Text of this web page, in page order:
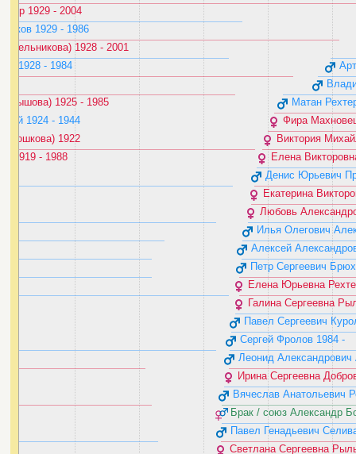
Матан
Фира
Виктория
Елена
Денис Юрьевич
Екатерина
Любовь
Илья Олегович
Алексей
Петр Сергеевич
Елена Юрьевна
Галина Сергеевна
Павел Сергеевич
Сергей Фролов ‭1984 - ‬
Леонид Александрович
Ирина Сергеевна
Вячеслав Анатольевич
Брак / союз Александр
Павел Генадьевич
Светлана Сергеевна
‭1929 - 2004‬
‭1929 - 1986‬
(Мельникова) ‭1928 - 2001‬
‭1928 - 1984‬
‭1925 - 1985‬
‭1924 - 1944‬
‭1922‬
‭1919 - 1988‬